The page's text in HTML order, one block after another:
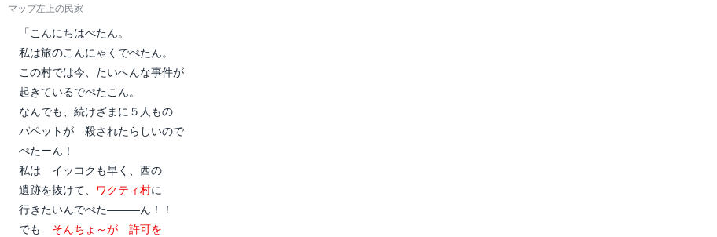
マップ左上の民家
「こんにちはぺたん。
私は旅のこんにゃくでぺたん。
この村では今、たいへんな事件が
起きているでぺたこん。
なんでも、続けざまに５人もの
パペットが 殺されたらしいので
ぺたーん！
私は イッコクも早く、西の
遺跡を抜けて、 ワクティ村に
行きたいんでぺた―――ん！！
でも そんちょ～が 許可を